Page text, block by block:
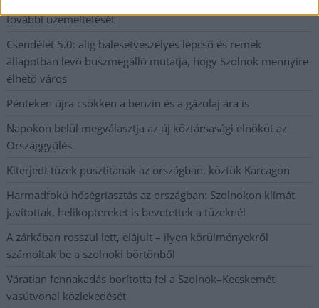
további üzemeltetését
Csendélet 5.0: alig balesetveszélyes lépcső és remek
állapotban levő buszmegálló mutatja, hogy Szolnok mennyire
élhető város
Pénteken újra csökken a benzin és a gázolaj ára is
Napokon belül megválasztja az új köztársasági elnököt az
Országgyűlés
Kiterjedt tüzek pusztítanak az országban, köztük Karcagon
Harmadfokú hőségriasztás az országban: Szolnokon klímát
javítottak, helikoptereket is bevetettek a tüzeknél
A zárkában rosszul lett, elájult – ilyen körülményekről
számoltak be a szolnoki börtönből
Váratlan fennakadás borította fel a Szolnok–Kecskemét
vasútvonal közlekedését